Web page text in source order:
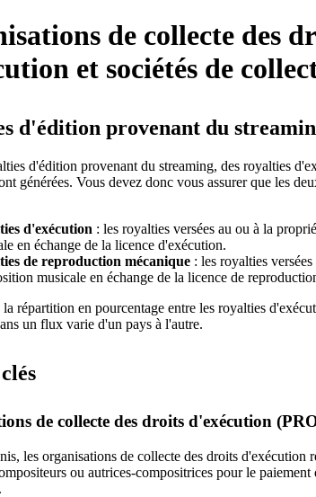
de collecte des
et sociétés de
d'édition provenant du
d'édition provenant du streaming, des royalties
générées. Vous devez donc vous assurer que les
d'exécution : les royalties versées au ou à la
en échange de la licence d'exécution.
de reproduction mécanique : les royalties
musicale en échange de la licence de
la répartition en pourcentage entre les royalties
un flux varie d'un pays à l'autre.
de collecte des droits d'exécution
les organisations de collecte des droits d'exécution
ou autrices-compositrices pour le